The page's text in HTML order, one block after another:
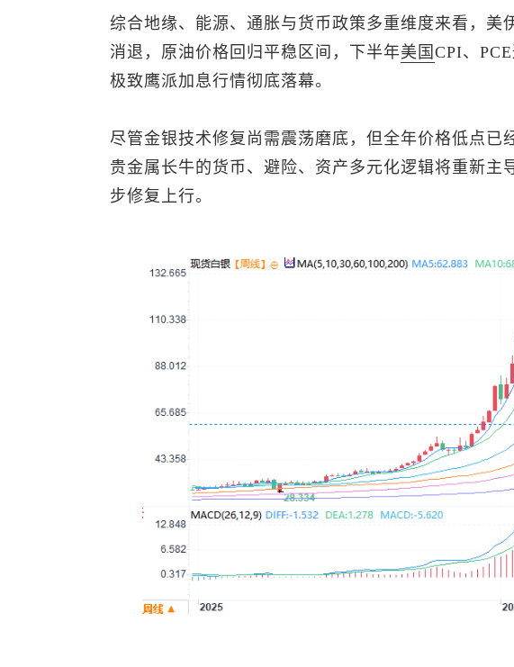
综合地缘、能源、通胀与货币政策多重维度来看，美
消退，原油价格回归平稳区间，下半年美国 CPI、
极致鹰派加息行情彻底落幕。
尽管金银技术修复尚需震荡磨底，但全年价格低点已
贵金属长牛的货币、避险、资产多元化逻辑将重新主
步修复上行。